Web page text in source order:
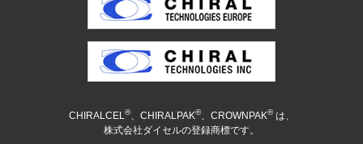
CHIRALCEL®、CHIRALPAK®、CROWNPAK®は、
株式会社ダイセルの登録商標です。